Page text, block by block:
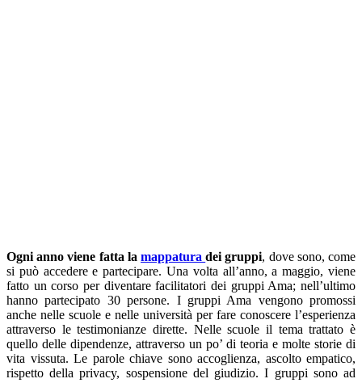
Ogni anno viene fatta la mappaturadei gruppi, dove sono, come
si può accedere e partecipare. Una volta all’anno, a maggio, viene
fatto un corso per diventare facilitatori dei gruppi Ama; nell’ultimo
hanno partecipato 30 persone. I gruppi Ama vengono promossi
anche nelle scuole e nelle università per fare conoscere l’esperienza
attraverso le testimonianze dirette. Nelle scuole il tema trattato è
quello delle dipendenze, attraverso un po’ di teoria e molte storie di
vita vissuta. Le parole chiave sono accoglienza, ascolto empatico,
rispetto della privacy, sospensione del giudizio. I gruppi sono ad